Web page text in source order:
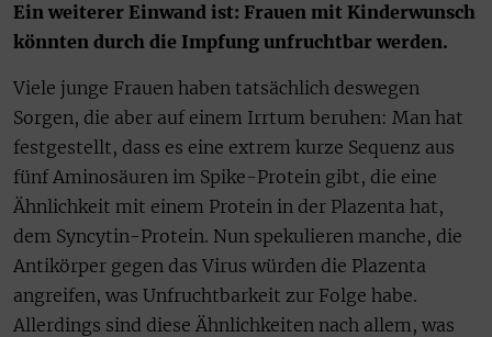
Ein weiterer Einwand ist: Frauen mit Kinderwunsch
könnten durch die Impfung unfruchtbar werden.
Viele junge Frauen haben tatsächlich deswegen
Sorgen, die aber auf einem Irrtum beruhen: Man hat
festgestellt, dass es eine extrem kurze Sequenz aus
fünf Aminosäuren im Spike-Protein gibt, die eine
Ähnlichkeit mit einem Protein in der Plazenta hat,
dem Syncytin-Protein. Nun spekulieren manche, die
Antikörper gegen das Virus würden die Plazenta
angreifen, was Unfruchtbarkeit zur Folge habe.
Allerdings sind diese Ähnlichkeiten nach allem, was